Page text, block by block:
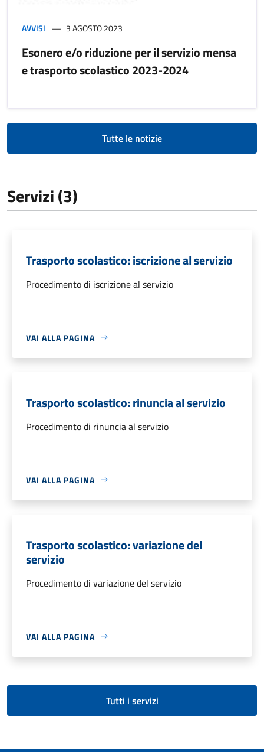
AVVISI 3 AGOSTO 2023
Esonero e/o riduzione per il servizio mensa
e trasporto scolastico 2023-2024
Tutte le notizie
Servizi (3)
Trasporto scolastico: iscrizione al servizio
Procedimento di iscrizione al servizio
VAI ALLA PAGINA
Trasporto scolastico: rinuncia al servizio
Procedimento di rinuncia al servizio
VAI ALLA PAGINA
Trasporto scolastico: variazione del
servizio
Procedimento di variazione del servizio
VAI ALLA PAGINA
Tutti i servizi